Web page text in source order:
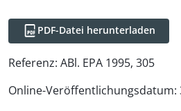
PDF-Datei herunterladen
Referenz: ABl. EPA 1995, 305
Online-Veröffentlichungsdatum: